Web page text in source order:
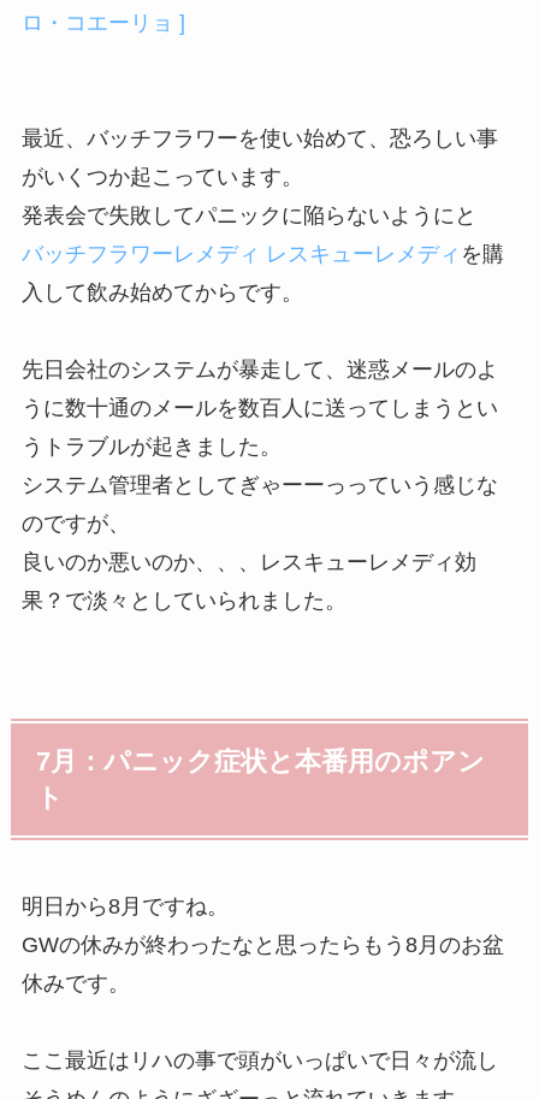
ロ・コエーリョ ]
最近、バッチフラワーを使い始めて、恐ろしい事
がいくつか起こっています。
発表会で失敗してパニックに陥らないようにと
バッチフラワーレメディ レスキューレメディ を購
入して飲み始めてからです。
先日会社のシステムが暴走して、迷惑メールのよ
うに数十通のメールを数百人に送ってしまうとい
うトラブルが起きました。
システム管理者としてぎゃーーっっていう感じな
のですが、
良いのか悪いのか、、、レスキューレメディ効
果？で淡々としていられました。
7月：パニック症状と本番用のポアン
ト
明日から8月ですね。
GWの休みが終わったなと思ったらもう8月のお盆
休みです。
ここ最近はリハの事で頭がいっぱいで日々が流し